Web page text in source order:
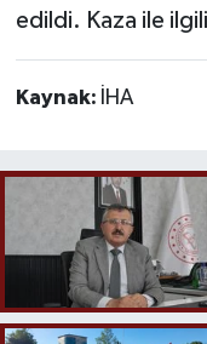
edildi. Kaza ile
Kaynak: İHA